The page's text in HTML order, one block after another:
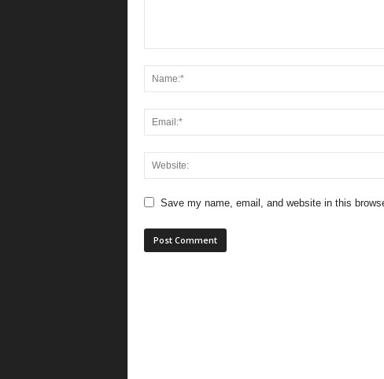
Save my name, email, and website in this